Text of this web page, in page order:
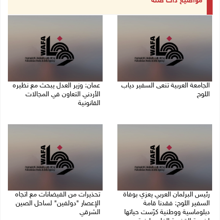
الجامعة العربية تنعى السفير دياب
اللوح
عمان: وزير العدل يبحث مع نظيره
الأردني التعاون في المجالات
القانونية
رئيس البرلمان العربي يعزي بوفاة
السفير اللوح: فقدنا قامة
دبلوماسية ووطنية كرّست حياتها
تحذيرات من الفيضانات مع اتجاه
الإعصار "دولفين" لساحل الصين
الشرقي